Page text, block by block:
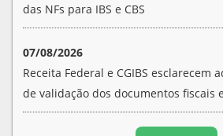
das NFs para IBS e CBS
07/08/2026
Receita Federal e CGIBS esclarecem
de validação dos documentos fiscais